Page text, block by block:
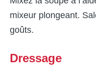
mixeur plongeant.
goûts.
Dressage